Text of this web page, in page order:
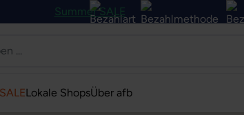
Summer SALE
SALELokale ShopsÜber afb